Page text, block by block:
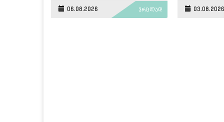
06.08.2026 ვრცლად 03.08.2026